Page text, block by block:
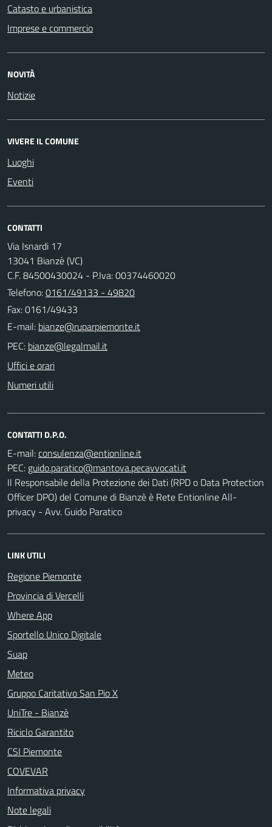
Catasto e urbanistica
Imprese e commercio
NOVITÀ
Notizie
VIVERE IL COMUNE
Luoghi
Eventi
CONTATTI
Via Isnardi 17
13041 Bianzè (VC)
C.F. 84500430024 - P.Iva: 00374460020
Telefono:0161/49133 - 49820
Fax: 0161/49433
E-mail:
PEC:
Uffici e orari
Numeri utili
CONTATTI D.P.O.
E-mail:
PEC:
Il Responsabile della Protezione dei Dati (RPD o Data Protection
Officer DPO) del Comune di Bianzè è Rete Entionline All-
privacy - Avv. Guido Paratico
LINK UTILI
Regione Piemonte
Provincia di Vercelli
Where App
Sportello Unico Digitale
Suap
Meteo
Gruppo Caritativo San Pio X
UniTre - Bianzè
Riciclo Garantito
CSI Piemonte
COVEVAR
Informativa privacy
Note legali